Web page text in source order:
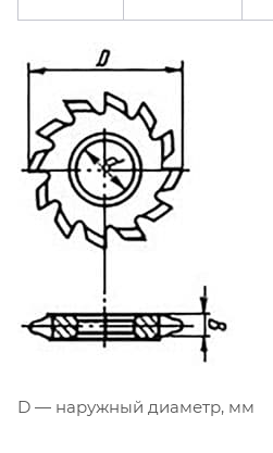
D — наружный диаметр, мм